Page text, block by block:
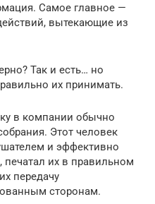
Самое главное —
вытекающие из
Так и есть… но
их принимать.
в компании обычно
Этот человек
и эффективно
печатал их в правильном
передачу
сторонам.